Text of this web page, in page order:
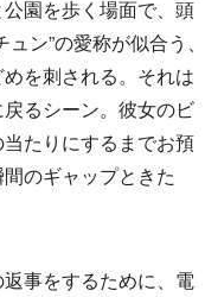
園を歩く場面で、頭
ン”の愛称が似合う、
を刺される。それは
るシーン。彼女のビ
たりにするまでお預
のギャップときた
事をするために、電